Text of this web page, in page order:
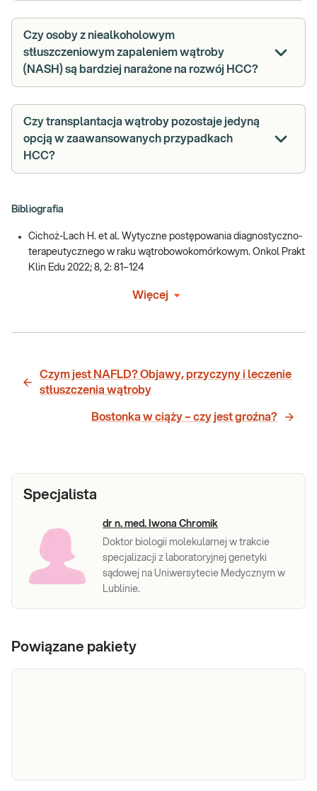
Czy osoby z niealkoholowym
stłuszczeniowym zapaleniem wątroby
(NASH) są bardziej narażone na rozwój HCC?
Czy transplantacja wątroby pozostaje jedyną
opcją w zaawansowanych przypadkach
HCC?
Bibliografia
Cichoż-Lach H. et al. Wytyczne postępowania diagnostyczno-
terapeutycznego w raku wątrobowokomórkowym. Onkol Prakt
Klin Edu 2022; 8, 2: 81–124
Więcej
Czym jest NAFLD? Objawy, przyczyny i leczenie
stłuszczenia wątroby
Bostonka w ciąży – czy jest groźna?
Specjalista
dr n. med. Iwona Chromik
Doktor biologii molekularnej w trakcie
specjalizacji z laboratoryjnej genetyki
sądowej na Uniwersytecie Medycznym w
Lublinie.
Powiązane pakiety